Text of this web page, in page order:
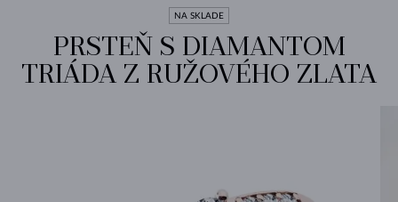
NA SKLADE
PRSTEŇ S DIAMANTOM
TRIÁDA Z RUŽOVÉHO ZLATA